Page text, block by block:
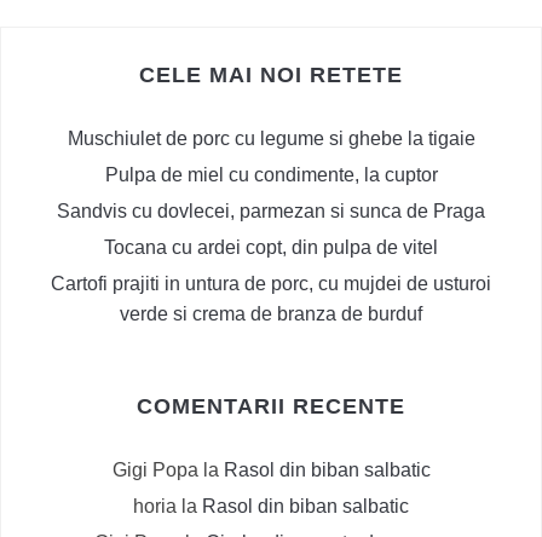
CELE MAI NOI RETETE
Muschiulet de porc cu legume si ghebe la tigaie
Pulpa de miel cu condimente, la cuptor
Sandvis cu dovlecei, parmezan si sunca de Praga
Tocana cu ardei copt, din pulpa de vitel
Cartofi prajiti in untura de porc, cu mujdei de usturoi
verde si crema de branza de burduf
COMENTARII RECENTE
Gigi Popa la Rasol din biban salbatic
horia la Rasol din biban salbatic